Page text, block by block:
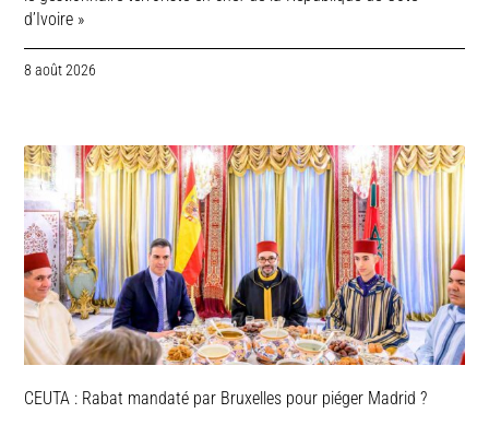
d’Ivoire »
8 août 2026
CEUTA : Rabat mandaté par Bruxelles pour piéger Madrid ?